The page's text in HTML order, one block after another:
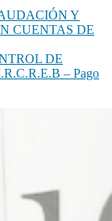
Y
CUENTAS DE
DE
– Pago